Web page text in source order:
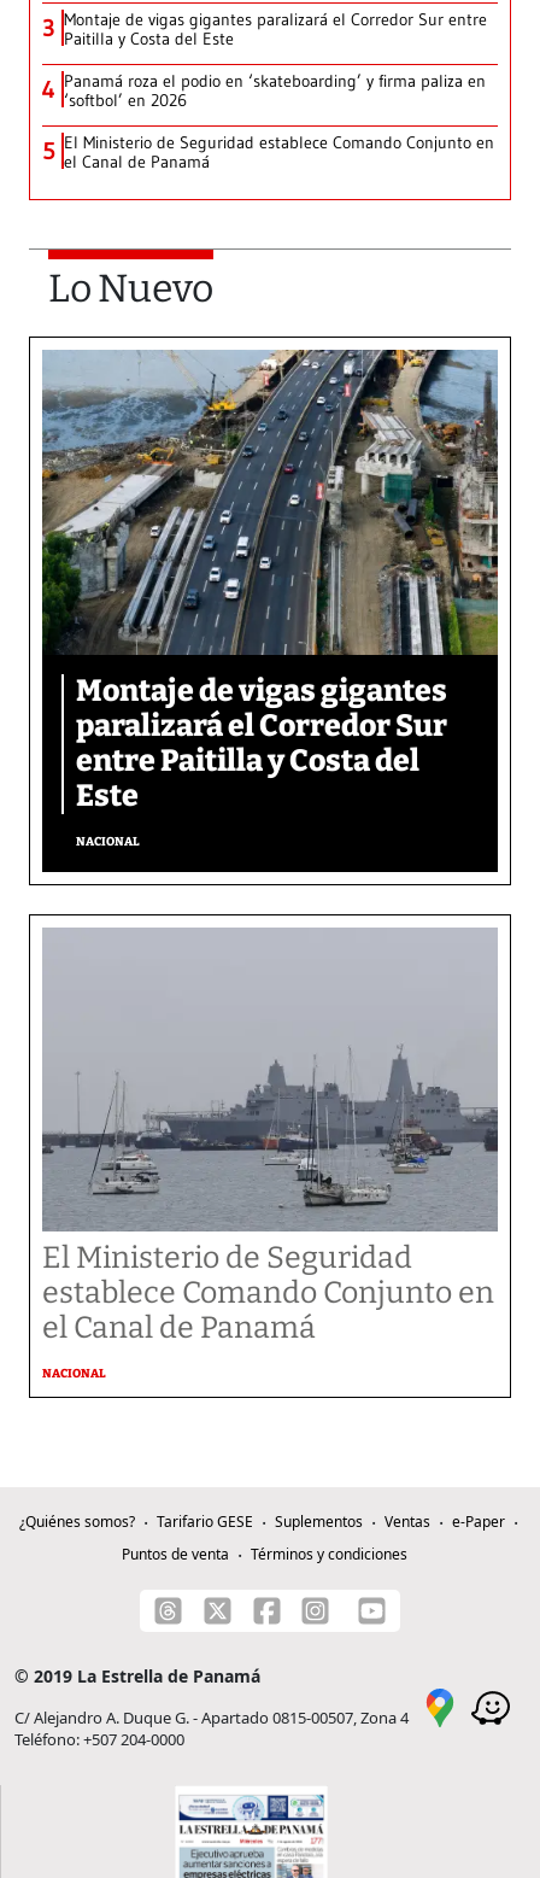
3 Montaje de vigas gigantes paralizará el Corredor Sur entre
Paitilla y Costa del Este
4 Panamá roza el podio en ‘skateboarding’ y firma paliza en
‘softbol’ en 2026
5 El Ministerio de Seguridad establece Comando Conjunto en
el Canal de Panamá
Lo Nuevo
Montaje de vigas gigantes
paralizará el Corredor Sur
entre Paitilla y Costa del
Este
NACIONAL
El Ministerio de Seguridad
establece Comando Conjunto en
el Canal de Panamá
NACIONAL
¿Quiénes somos? Tarifario GESE Suplementos Ventas
e-Paper
Puntos de venta
Términos y condiciones
© 2019 La Estrella de Panamá
C/ Alejandro A. Duque G. - Apartado 0815-00507, Zona 4
Teléfono: +507 204-0000